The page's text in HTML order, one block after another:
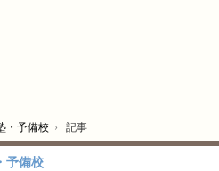
・予備校 › 記事
予備校